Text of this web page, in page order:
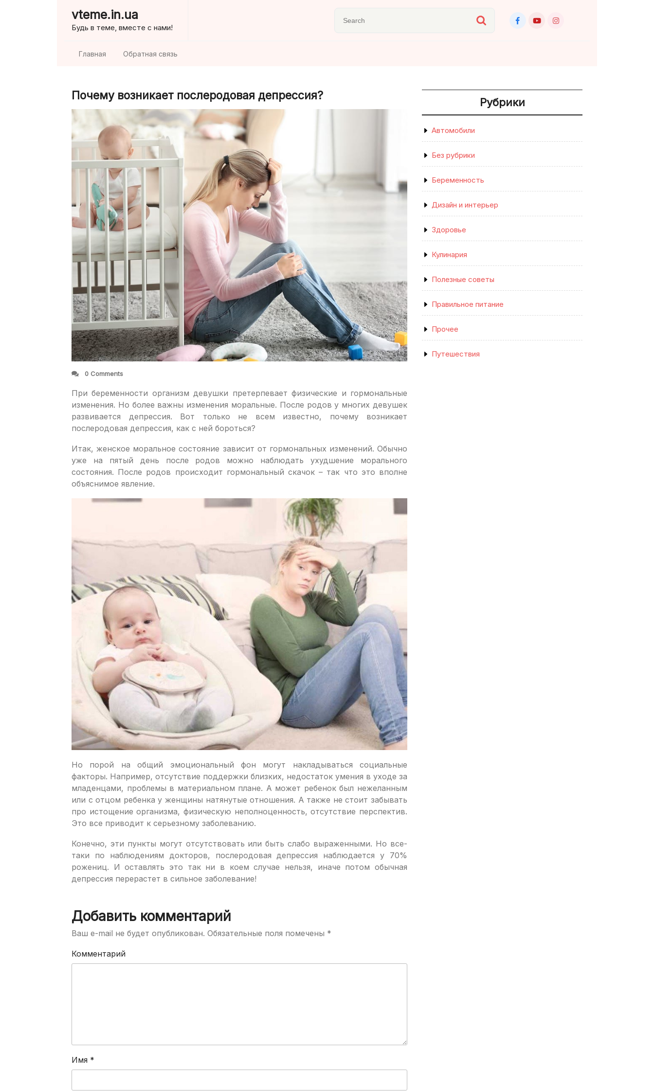
content
vteme.in.ua
Будь в теме, вместе с нами!
Главная Обратная связь
Почему возникает послеродовая депрессия?
0 Comments
При беременности организм девушки претерпевает физические и гормональные
изменения. Но более важны изменения моральные. После родов у многих девушек
развивается депрессия. Вот только не всем известно, почему возникает
послеродовая депрессия, как с ней бороться?
Итак, женское моральное состояние зависит от гормональных изменений. Обычно
уже на пятый день после родов можно наблюдать ухудшение морального
состояния. После родов происходит гормональный скачок – так что это вполне
объяснимое явление.
Но порой на общий эмоциональный фон могут накладываться социальные
факторы. Например, отсутствие поддержки близких, недостаток умения в уходе за
младенцами, проблемы в материальном плане. А может ребенок был нежеланным
или с отцом ребенка у женщины натянутые отношения. А также не стоит забывать
про истощение организма, физическую неполноценность, отсутствие перспектив.
Это все приводит к серьезному заболеванию.
Конечно, эти пункты могут отсутствовать или быть слабо выраженными. Но все-
таки по наблюдениям докторов, послеродовая депрессия наблюдается у 70%
рожениц. И оставлять это так ни в коем случае нельзя, иначе потом обычная
депрессия перерастет в сильное заболевание!
Добавить комментарий
Ваш e-mail не будет опубликован. Обязательные поля помечены *
Комментарий
Имя *
Рубрики
Автомобили
Без рубрики
Беременность
Дизайн и интерьер
Здоровье
Кулинария
Полезные советы
Правильное питание
Прочее
Путешествия